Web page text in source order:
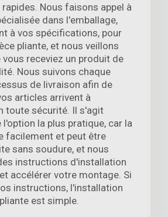
Nous faisons appel à
dans l'emballage,
à vos spécifications, pour
pliante, et nous veillons
vous receviez un produit de
Nous suivons chaque
de livraison afin de
articles arrivent à
toute sécurité. Il s'agit
l'option la plus pratique, car la
facilement et peut être
sans soudure, et nous
instructions d'installation
accélérer votre montage. Si
instructions, l'installation
est simple.